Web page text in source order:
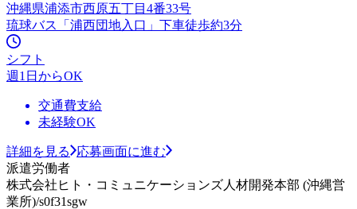
沖縄県浦添市西原五丁目4番33号
琉球バス「浦西団地入口」下車徒歩約3分
シフト
週1日からOK
交通費支給
未経験OK
詳細を見る
応募画面に進む
派遣労働者
株式会社ヒト・コミュニケーションズ人材開発本部 (沖縄営
業所)/s0f31sgw